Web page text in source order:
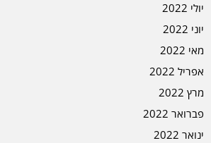
יולי 2022
יוני 2022
מאי 2022
אפריל 2022
מרץ 2022
פברואר 2022
ינואר 2022